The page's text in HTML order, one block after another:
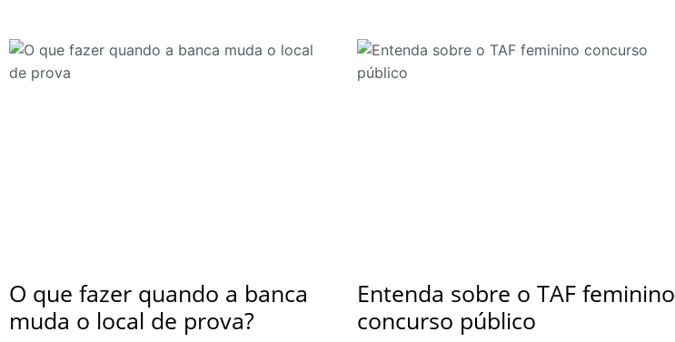
O que fazer quando a banca
muda o local de prova?
Entenda sobre o TAF feminino
concurso público